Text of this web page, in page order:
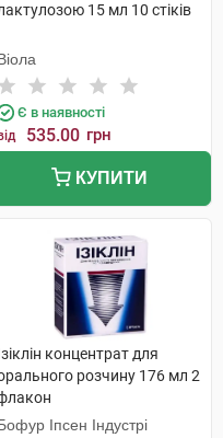
15 мл 10 стіків
Є в наявності
535.00 грн
КУПИТИ
концентрат для
розчину 176 мл 2
Іпсен Індустрі